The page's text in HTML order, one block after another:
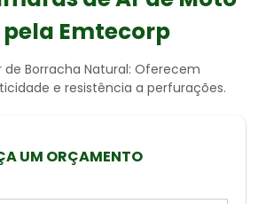
Emtecorp
e resistência a perfurações.
UM ORÇAMENTO